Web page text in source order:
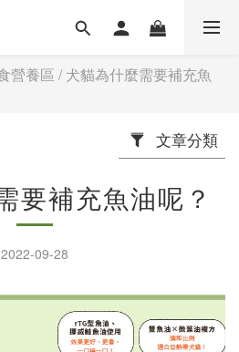
營養區 /犬貓為什麼需要補充魚
文章分類
要補充魚油呢？
2022-09-28